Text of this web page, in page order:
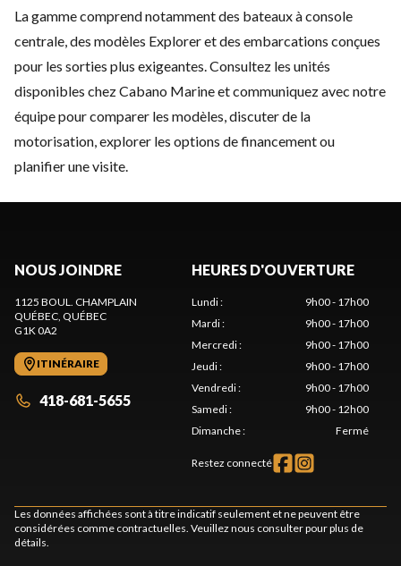
La gamme comprend notamment des bateaux à console
centrale, des modèles Explorer et des embarcations conçues
pour les sorties plus exigeantes. Consultez les unités
disponibles chez Cabano Marine et communiquez avec notre
équipe pour comparer les modèles, discuter de la
motorisation, explorer les options de financement ou
planifier une visite.
NOUS JOINDRE
1125 BOUL. CHAMPLAIN
QUÉBEC , QUÉBEC
G1K 0A2
ITINÉRAIRE
418-681-5655
HEURES D'OUVERTURE
Lundi:
9h00 - 17h00
Mardi:
9h00 - 17h00
Mercredi:
9h00 - 17h00
Jeudi:
9h00 - 17h00
Vendredi:
9h00 - 17h00
Samedi:
9h00 - 12h00
Dimanche: Fermé
Restez connecté
Les données affichées sont à titre indicatif seulement et ne peuvent être
considérées comme contractuelles. Veuillez nous consulter pour plus de
détails.